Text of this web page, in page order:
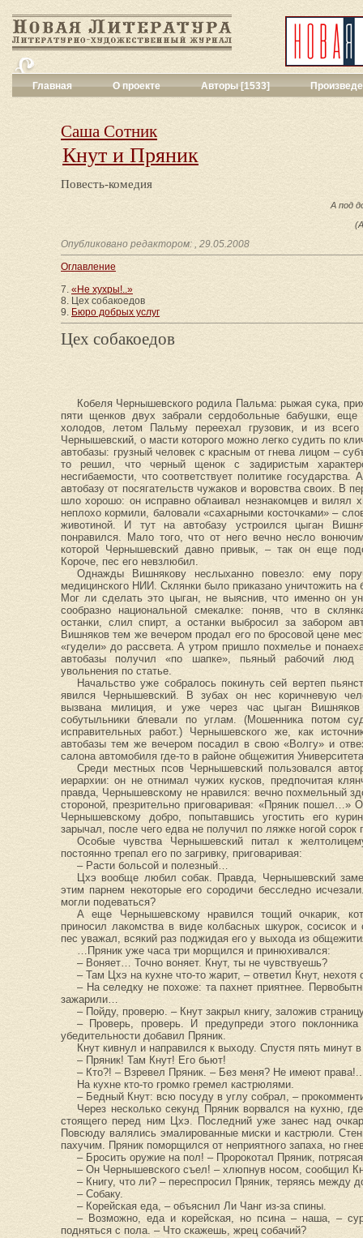
Главная О проекте Авторы [1533]
Сценарии [16]
Философия,
Повести,
Саша Сотник
Кнут и Пряник
Повесть-комедия
А под
Опубликовано редактором: , 29.05.2008
Оглавление
7. «Не хухры!..»
8. Цех собакоедов
9. Бюро добрых услуг
Цех собакоедов
Кобеля Чернышевского родила Пальма: рыжая сука,
пяти щенков двух забрали сердобольные бабушки,
холодов, летом Пальму переехал грузовик, и из
Чернышевский, о масти которого можно легко судить по
автобазы: грузный человек с красным от гнева лицом –
то решил, что черный щенок с задиристым
несгибаемости, что соответствует политике
автобазу от посягательств чужаков и воровства своих. В
шло хорошо: он исправно облаивал незнакомцев и вилял
неплохо кормили, баловали «сахарными косточками» –
животиной. И тут на автобазу устроился цыган
понравился. Мало того, что от него вечно несло
которой Чернышевский давно привык, – так он еще
Короче, пес его невзлюбил.
Однажды Вишнякову неслыханно повезло: ему
медицинского НИИ. Склянки было приказано уничтожить на
Мог ли сделать это цыган, не выяснив, что именно он
сообразно национальной смекалке: поняв, что в
останки, слил спирт, а останки выбросил за забором
Вишняков тем же вечером продал его по бросовой цене
«гудели» до рассвета. А утром пришло похмелье и
автобазы получил «по шапке», пьяный рабочий люд
увольнения по статье.
Начальство уже собралось покинуть сей вертеп
явился Чернышевский. В зубах он нес коричневую
вызвана милиция, и уже через час цыган
собутыльники блевали по углам. (Мошенника потом
исправительных работ.) Чернышевского же, как
автобазы тем же вечером посадил в свою «Волгу» и
салона автомобиля где-то в районе общежития
Среди местных псов Чернышевский пользовался
иерархии: он не отнимал чужих кусков, предпочитая
правда, Чернышевскому не нравился: вечно похмельный
стороной, презрительно приговаривая: «Пряник пошел…»
Чернышевскому добро, попытавшись угостить его
зарычал, после чего едва не получил по ляжке ногой сорок
Особые чувства Чернышевский питал к
постоянно трепал его по загривку, приговаривая:
– Расти больсой и полезный…
Цхэ вообще любил собак. Правда, Чернышевский
этим парнем некоторые его сородичи бесследно
могли подеваться?
А еще Чернышевскому нравился тощий очкарик,
приносил лакомства в виде колбасных шкурок, сосисок и
пес уважал, всякий раз поджидая его у выхода из
…Пряник уже часа три морщился и принюхивался:
– Воняет… Точно воняет. Кнут, ты не чувствуешь?
– Там Цхэ на кухне что-то жарит, – ответил Кнут,
– На селедку не похоже: та пахнет приятнее.
зажарили…
– Пойду, проверю. – Кнут закрыл книгу, заложив
– Проверь, проверь. И предупреди этого
убедительности добавил Пряник.
Кнут кивнул и направился к выходу. Спустя пять минут
– Пряник! Там Кнут! Его бьют!
– Кто?! – Взревел Пряник. – Без меня? Не имеют права!..
На кухне кто-то громко гремел кастрюлями.
– Бедный Кнут: всю посуду в углу собрал, –
Через несколько секунд Пряник ворвался на кухню,
стоящего перед ним Цхэ. Последний уже занес над
Повсюду валялись эмалированные миски и кастрюли.
пахучим. Пряник поморщился от неприятного запаха, но
– Бросить оружие на пол! – Пророкотал Пряник,
– Он Чернышевского съел! – хлюпнув носом, сообщил
– Книгу, что ли? – переспросил Пряник, теряясь между
– Собаку.
– Корейская еда, – объяснил Ли Чанг из-за спины.
– Возможно, еда и корейская, но псина – наша, –
подняться с пола. – Что скажешь, жрец собачий?